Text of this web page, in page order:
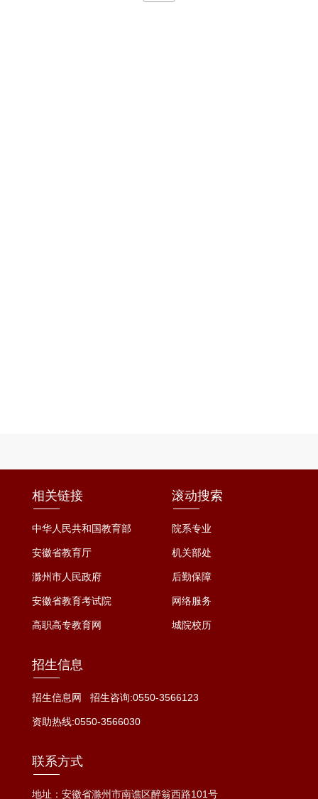
相关链接
中华人民共和国教育部
安徽省教育厅
滁州市人民政府
安徽省教育考试院
高职高专教育网
滚动搜索
院系专业
机关部处
后勤保障
网络服务
城院校历
招生信息
招生信息网 招生咨询:0550-3566123
资助热线:0550-3566030
联系方式
地址：安徽省滁州市南谯区醉翁西路101号